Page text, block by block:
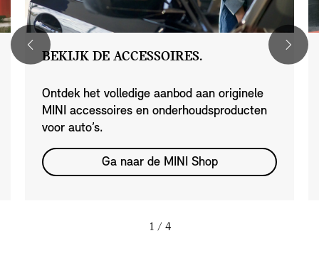
BEKIJK DE ACCESSOIRES.
Ontdek het volledige aanbod aan originele
MINI accessoires en onderhoudsproducten
voor auto’s.
Ga naar de MINI Shop
1 / 4